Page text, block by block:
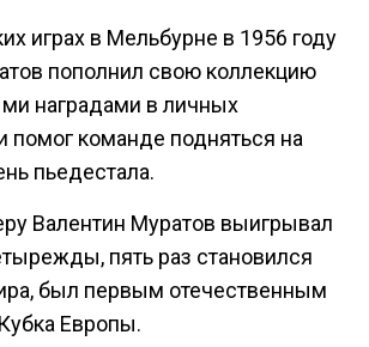
играх в Мельбурне в 1956 году
пополнил свою коллекцию
наградами в личных
помог команде подняться на
пьедестала.
Валентин Муратов выигрывал
пять раз становился
был первым отечественным
Европы.